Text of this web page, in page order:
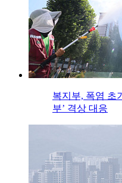
복지부, 폭염 초
부’ 격상 대응